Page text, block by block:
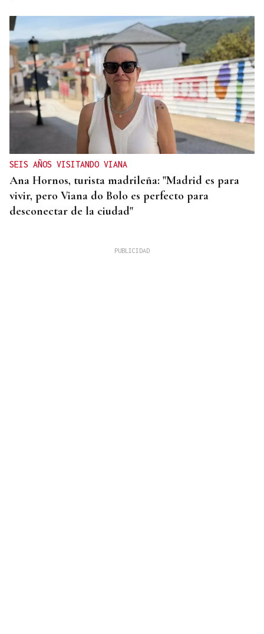
SEIS AÑOS VISITANDO VIANA
Ana Hornos, turista madrileña: "Madrid es para
vivir, pero Viana do Bolo es perfecto para
desconectar de la ciudad"